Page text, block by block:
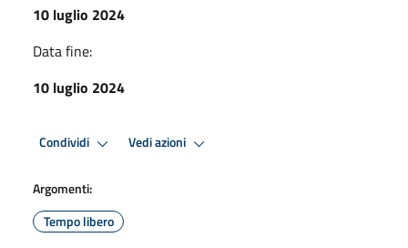
10 luglio 2024
Data fine:
10 luglio 2024
Condividi Vedi azioni
Argomenti:
Tempo libero